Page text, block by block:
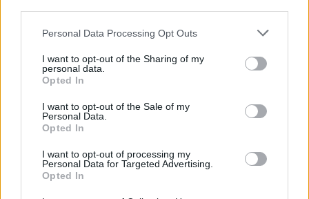
Personal Data Processing Opt Outs
I want to opt-out of the Sharing of my
personal data.
Opted In
I want to opt-out of the Sale of my
Personal Data.
Opted In
I want to opt-out of processing my
Personal Data for Targeted Advertising.
Opted In
de Atividades Económicas: «Já há empresas interessadas»
milhões de...